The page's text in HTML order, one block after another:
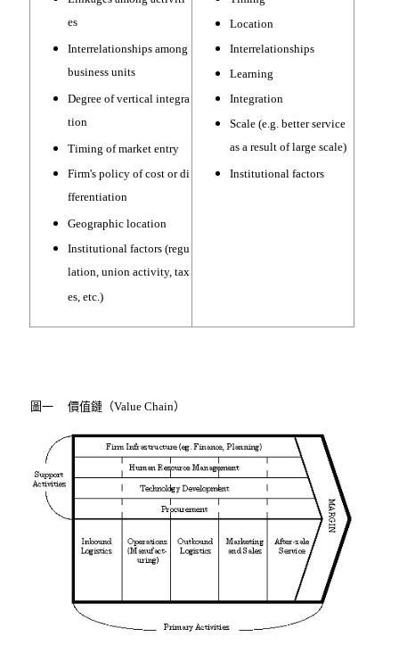
es
Interrelationships among
business units
Degree of vertical integra
tion
Timing of market entry
Firm's policy of cost or di
fferentiation
Geographic location
Institutional factors (regu
lation, union activity, tax
es, etc.)
Location
Interrelationships
Learning
Integration
Scale (e.g. better service
as a result of large scale)
Institutional factors
圖一 價值鏈（Value Chain）